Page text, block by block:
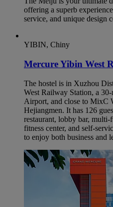
offering a superb
service, and unique design
YIBIN, Chiny
Mercure Yibin West
The hostel is in Xuzhou
West Railway Station, a
Airport, and close to MixC
Hejiangmen. It has 126
restaurant, lobby bar,
fitness center, and self-
to enjoy both business and